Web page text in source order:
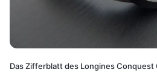
Das Zifferblatt des Longines